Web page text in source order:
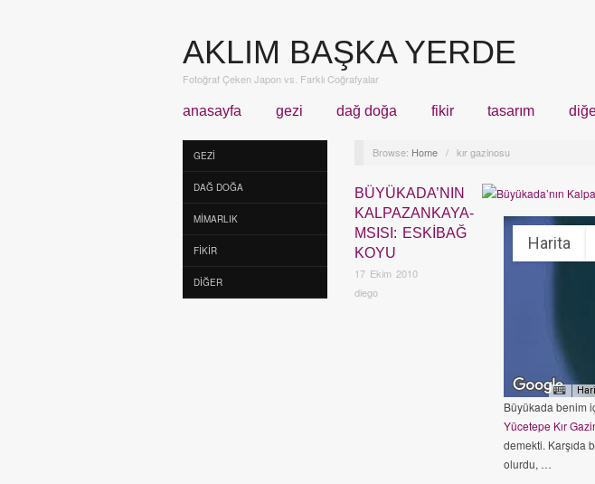
AKLIM BAŞKA YERDE
Fotoğraf Çeken Japon vs. Farklı Coğrafyalar
anasayfa gezi dağ doğa fikir tasarım
GEZI
DAĞ DOĞA
MIMARLIK
FIKIR
DIĞER
Browse: Home / kır gazinosu
BÜYÜKADA’NIN
KALPAZANKAYA-
MSISI: ESKIBAĞ
KOYU
17 Ekim 2010
diego
Harita
Büyükada benim
Yücetepe Kır
demekti. Karşıda
olurdu, …